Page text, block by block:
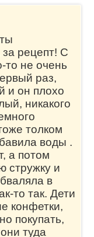
рецепт! С
то не очень
раз,
и он плохо
никакого
толком
воды .
а потом
стружку и
в
то так. Дети
конфетки,
покупать,
туда